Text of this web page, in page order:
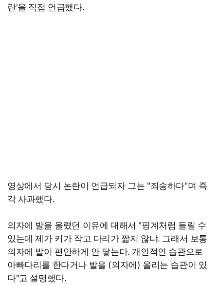
란'을 직접 언급했다.
영상에서 당시 논란이 언급되자 그는 "죄송하다"며 즉
각 사과했다.
의자에 발을 올렸던 이유에 대해서 "핑계처럼 들릴 수
있는데 제가 키가 작고 다리가 짧지 않냐. 그래서 보통
의자에 발이 편안하게 안 닿는다. 개인적인 습관으로
아빠다리를 한다거나 발을 (의자에) 올리는 습관이 있
다"고 설명했다.